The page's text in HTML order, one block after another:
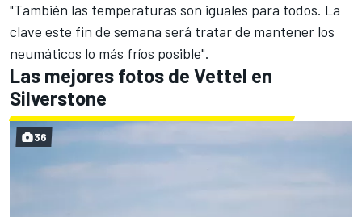
"También las temperaturas son iguales para todos. La
clave este fin de semana será tratar de mantener los
neumáticos lo más fríos posible".
Las mejores fotos de Vettel en
Silverstone
36